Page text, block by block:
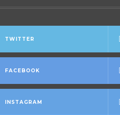
TWITTER
FACEBOOK
INSTAGRAM